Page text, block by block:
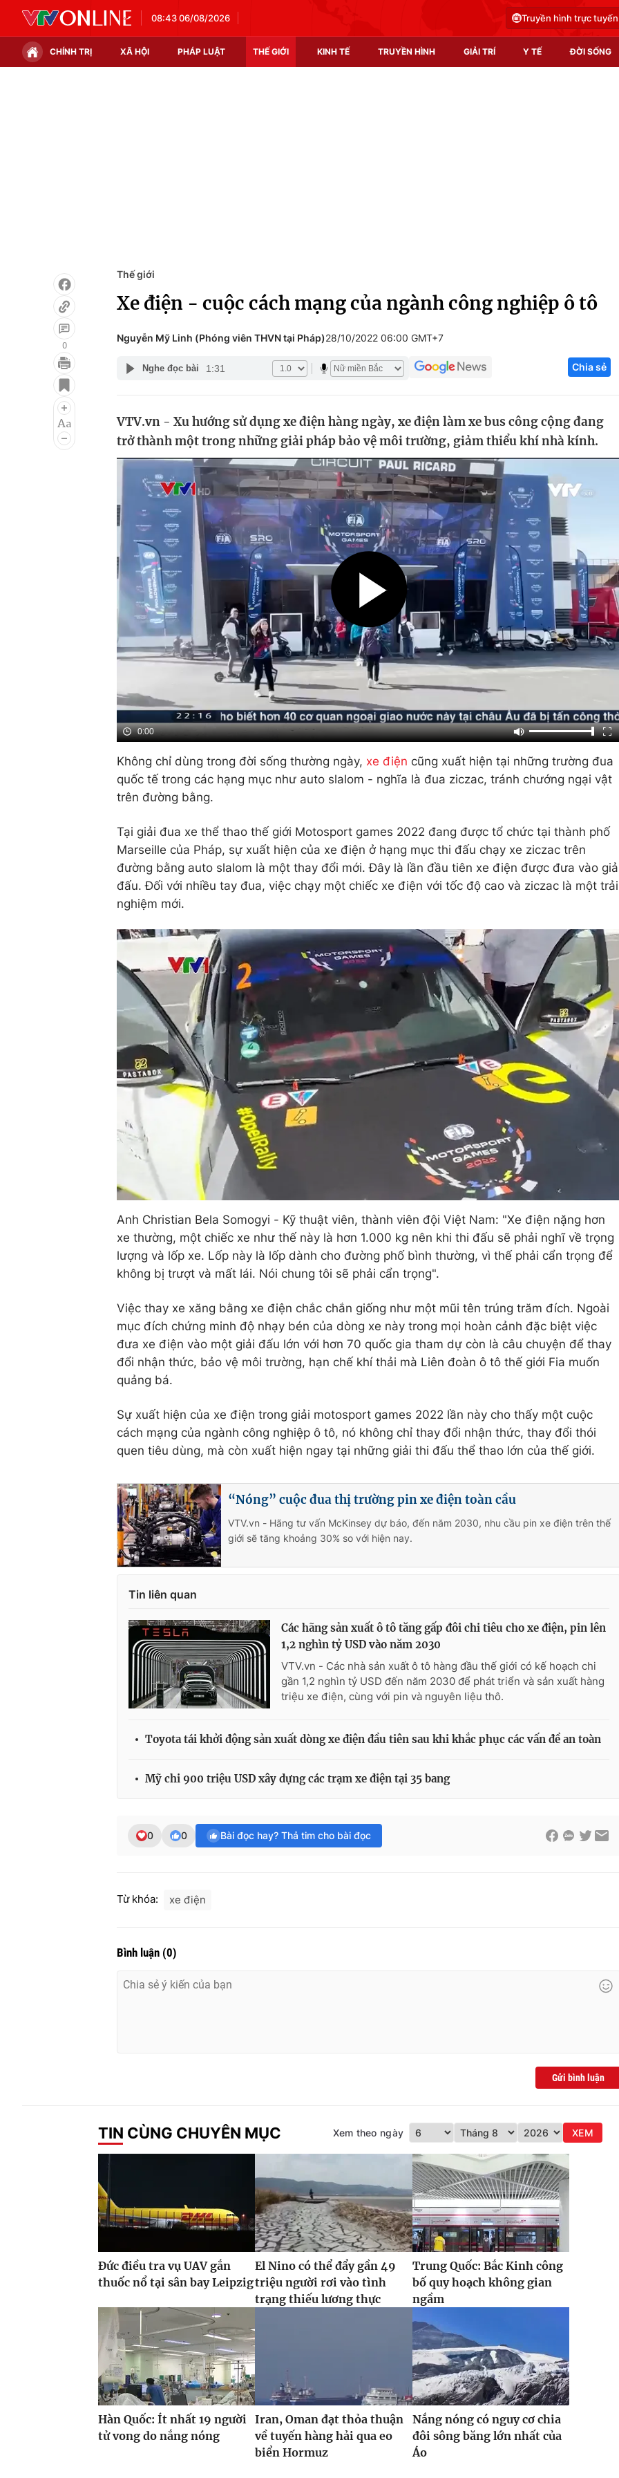
08:43 06/08/2026 Truyền hình trực tuyến
CHÍNH TRỊ XÃ HỘI PHÁP LUẬT THẾ GIỚI KINH TẾ TRUYỀN HÌNH GIẢI TRÍ Y TẾ ĐỜI SỐNG
Infographic
Điện ảnh
Âm nhạc
Làm đẹp
Chất lượng cuộc sống
Giáo dục
Học trực tuyến
Công nghệ
Sản phẩm
Thị trường
Tư vấn
0
Thế giới
Xe điện - cuộc cách mạng của ngành công nghiệp ô tô
Nguyễn Mỹ Linh (Phóng viên THVN tại Pháp)28/10/2022 06:00 GMT+7
Nghe đọc bài 1:31 Chia sẻ
VTV.vn - Xu hướng sử dụng xe điện hàng ngày, xe điện làm xe bus công cộng đang
trở thành một trong những giải pháp bảo vệ môi trường, giảm thiểu khí nhà kính.
0:00
Không chỉ dùng trong đời sống thường ngày, xe điện cũng xuất hiện tại những trường đua
quốc tế trong các hạng mục như auto slalom - nghĩa là đua ziczac, tránh chướng ngại vật
trên đường bằng.
Tại giải đua xe thể thao thế giới Motosport games 2022 đang được tổ chức tại thành phố
Marseille của Pháp, sự xuất hiện của xe điện ở hạng mục thi đấu chạy xe ziczac trên
đường bằng auto slalom là một thay đổi mới. Đây là lần đầu tiên xe điện được đưa vào
đấu. Đối với nhiều tay đua, việc chạy một chiếc xe điện với tốc độ cao và ziczac là một trải
nghiệm mới.
Anh Christian Bela Somogyi - Kỹ thuật viên, thành viên đội Việt Nam: "Xe điện nặng hơn
xe thường, một chiếc xe như thế này là hơn 1.000 kg nên khi thi đấu sẽ phải nghĩ về trọng
lượng và lốp xe. Lốp này là lốp dành cho đường phố bình thường, vì thế phải cẩn trọng để
không bị trượt và mất lái. Nói chung tôi sẽ phải cẩn trọng".
Việc thay xe xăng bằng xe điện chắc chắn giống như một mũi tên trúng trăm đích. Ngoài
mục đích chứng minh độ nhạy bén của dòng xe này trong mọi hoàn cảnh đặc biệt việc
đưa xe điện vào một giải đấu lớn với hơn 70 quốc gia tham dự còn là câu chuyện để thay
đổi nhận thức, bảo vệ môi trường, hạn chế khí thải mà Liên đoàn ô tô thế giới Fia muốn
quảng bá.
Sự xuất hiện của xe điện trong giải motosport games 2022 lần này cho thấy một cuộc
cách mạng của ngành công nghiệp ô tô, nó không chỉ thay đổi nhận thức, thay đổi thói
quen tiêu dùng, mà còn xuất hiện ngay tại những giải thi đấu thể thao lớn của thế giới.
“Nóng” cuộc đua thị trường pin xe điện toàn cầu
VTV.vn - Hãng tư vấn McKinsey dự báo, đến năm 2030, nhu cầu pin xe điện trên thế
giới sẽ tăng khoảng 30% so với hiện nay.
Tin liên quan
Các hãng sản xuất ô tô tăng gấp đôi chi tiêu cho xe điện, pin lên
1,2 nghìn tỷ USD vào năm 2030
VTV.vn - Các nhà sản xuất ô tô hàng đầu thế giới có kế hoạch chi
gần 1,2 nghìn tỷ USD đến năm 2030 để phát triển và sản xuất hàng
triệu xe điện, cùng với pin và nguyên liệu thô.
Toyota tái khởi động sản xuất dòng xe điện đầu tiên sau khi khắc phục các vấn đề an toàn
Mỹ chi 900 triệu USD xây dựng các trạm xe điện tại 35 bang
0 0 Bài đọc hay? Thả tim cho bài đọc
Từ khóa: xe điện
Bình luận (0)
Gửi bình luận
TIN CÙNG CHUYÊN MỤC Xem theo ngày XEM
Đức điều tra vụ UAV gắn
thuốc nổ tại sân bay Leipzig
El Nino có thể đẩy gần 49
triệu người rơi vào tình
trạng thiếu lương thực
Trung Quốc: Bắc Kinh công
bố quy hoạch không gian
ngầm
Hàn Quốc: Ít nhất 19 người
tử vong do nắng nóng
Iran, Oman đạt thỏa thuận
về tuyến hàng hải qua eo
biển Hormuz
Nắng nóng có nguy cơ chia
đôi sông băng lớn nhất của
Áo